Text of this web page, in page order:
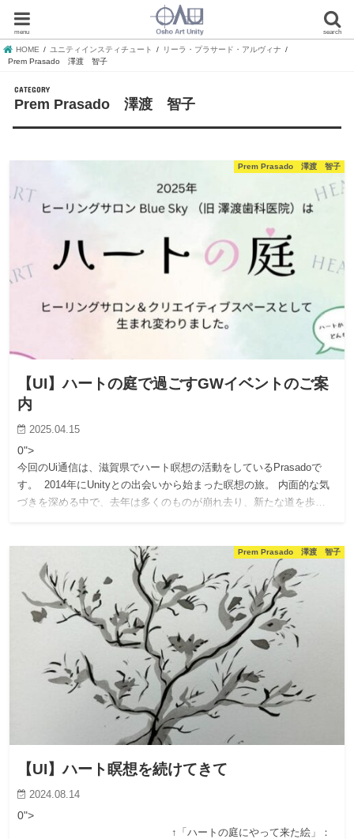
search
menu
HOME ユニティインスティチュート
リーラ・プラサード・アルヴィナ
Prem Prasado 澤渡 智子
Prem Prasado 澤渡 智子
Prem Prasado 澤渡 智子
【UI】ハートの庭で過ごすGWイベントのご案
内
2025.04.15
0">
今回のUi通信は、滋賀県でハート瞑想の活動をしているPrasadoで
す。 2014年にUnityとの出会いから始まった瞑想の旅。 内面的な気
づきを深める中で、去年は多くのものが崩れ去り、新たな道を歩…
Prem Prasado 澤渡 智子
【UI】ハート瞑想を続けてきて
2024.08.14
0">
↑「ハートの庭にやって来た絵」：